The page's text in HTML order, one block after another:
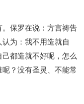
保罗在说：方言祷告
为：我不用造就自
都造就不好呢，怎么
？没有圣灵、不能常